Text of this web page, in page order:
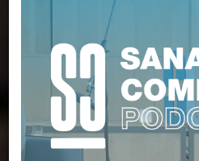
IDIS EN